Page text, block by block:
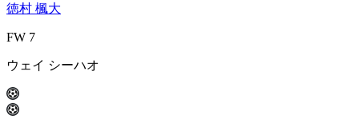
徳村 楓大
FW 7
ウェイ シーハオ